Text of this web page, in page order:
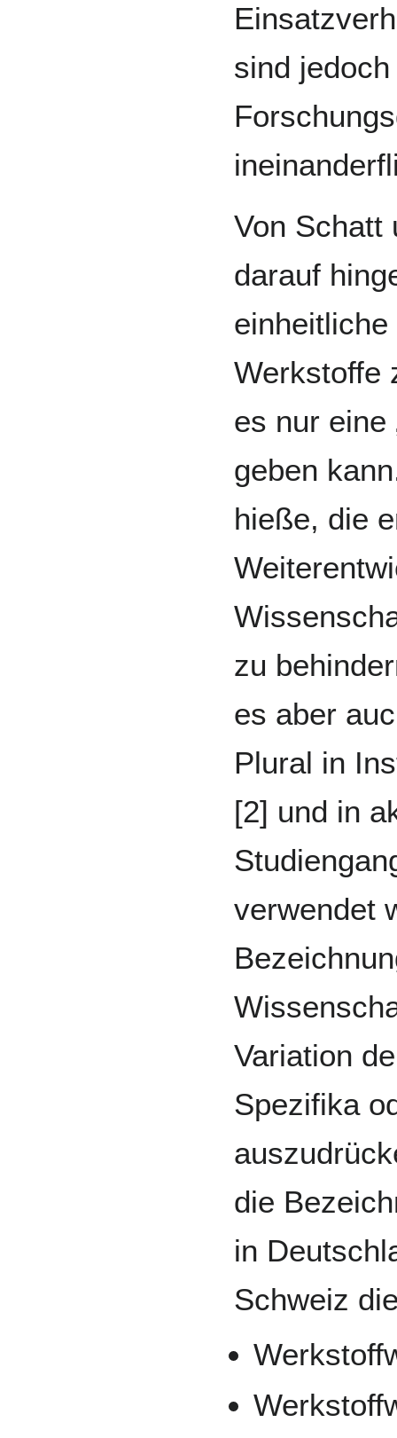
sind
Von Schatt
darauf
Werkstoffe
es nur eine
geben
hieße, die
zu
es aber
Plural in
[2] und in
verwendet
Variation
Spezifika
die
in
Schweiz